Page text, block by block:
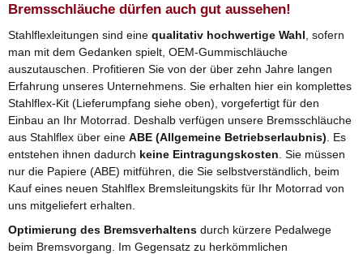
Bremsschläuche dürfen auch gut aussehen!
Stahlflexleitungen sind eine qualitativ hochwertige Wahl , sofern
man mit dem Gedanken spielt, OEM-Gummischläuche
auszutauschen. Profitieren Sie von der über zehn Jahre langen
Erfahrung unseres Unternehmens. Sie erhalten hier ein komplettes
Stahlflex-Kit (Lieferumpfang siehe oben), vorgefertigt für den
Einbau an Ihr Motorrad. Deshalb verfügen unsere Bremsschläuche
aus Stahlflex über eine ABE (Allgemeine Betriebserlaubnis) . Es
entstehen ihnen dadurch keine Eintragungskosten . Sie müssen
nur die Papiere (ABE) mitführen, die Sie selbstverständlich, beim
Kauf eines neuen Stahlflex Bremsleitungskits für Ihr Motorrad von
uns mitgeliefert erhalten.
Optimierung des Bremsverhaltens durch kürzere Pedalwege
beim Bremsvorgang. Im Gegensatz zu herkömmlichen